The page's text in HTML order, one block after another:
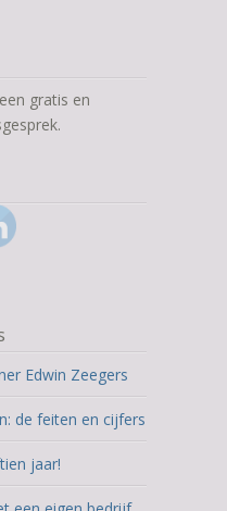
gratis en
Edwin Zeegers
de feiten en cijfers
jaar!